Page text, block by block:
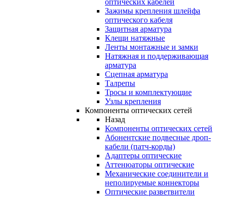
оптических кабелей
Зажимы крепления шлейфа
оптического кабеля
Защитная арматура
Клещи натяжные
Ленты монтажные и замки
Натяжная и поддерживающая
арматура
Сцепная арматура
Талрепы
Тросы и комплектующие
Узлы крепления
Компоненты оптических сетей
Назад
Компоненты оптических сетей
Абонентские подвесные дроп-
кабели (патч-корды)
Адаптеры оптические
Аттенюаторы оптические
Механические соединители и
неполируемые коннекторы
Оптические разветвители